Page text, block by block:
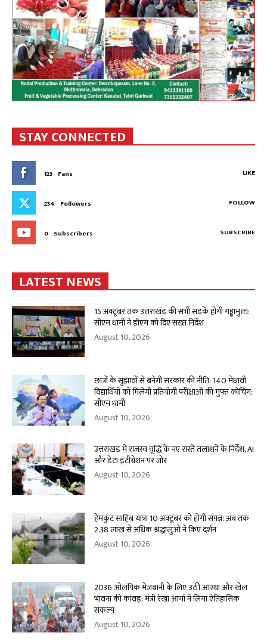
STAY CONNECTED
123 Fans LIKE
234 Followers FOLLOW
0 Subscribers SUBSCRIBE
LATEST NEWS
15 अक्टूबर तक उत्तराखंड की सभी सड़कें होंगी गड्ढामुक्त:
सीएम धामी ने डीएम को दिए सख्त निर्देश
August 10, 2026
छात्रों के सुझावों से बनेगी सरकार की नीति: 140 मेधावी
विद्यार्थियों को मिलेगी प्रतियोगी परीक्षाओं की मुफ्त कोचिंग:
सीएम धामी
August 10, 2026
उत्तराखंड में राजस्व वृद्धि के नए रास्ते तलाशने के निर्देश, AI
और डेटा इंटीग्रेशन पर जोर
August 10, 2026
हेमकुंट साहिब यात्रा 10 अक्टूबर को होगी संपन्न: अब तक
2.38 लाख से अधिक श्रद्धालुओं ने किए दर्शन
August 10, 2026
2036 ओलंपिक मेजबानी के लिए उठी आस्था और खेल
भावना की कांवड़: मंत्री रेखा आर्या ने लिया ऐतिहासिक
संकल्प
August 10, 2026